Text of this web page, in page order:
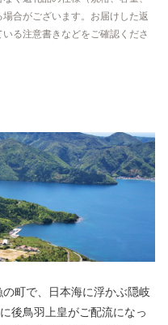
合がございます。お届けした返
る注意書きなどをご確認くださ
町で、日本海に浮かぶ隠岐
後鳥羽上皇がご配流になっ